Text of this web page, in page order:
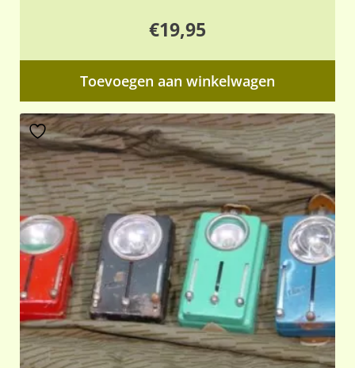
€19,95
Toevoegen aan winkelwagen